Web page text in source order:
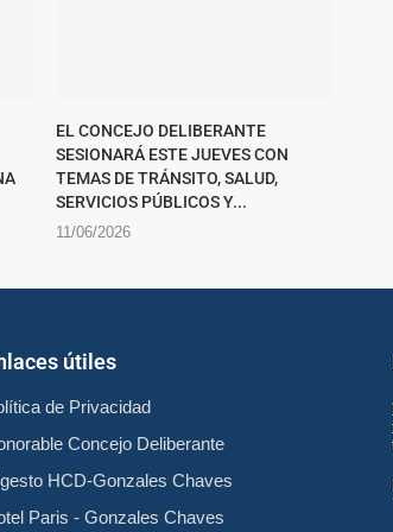
EL CONCEJO DELIBERANTE
SESIONARÁ ESTE JUEVES CON
TEMAS DE TRÁNSITO, SALUD,
SERVICIOS PÚBLICOS Y...
11/06/2026
útiles
de Privacidad
Concejo Deliberante
HCD-Gonzales Chaves
Paris - Gonzales Chaves